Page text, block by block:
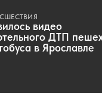
видео
ДТП
в Ярославле